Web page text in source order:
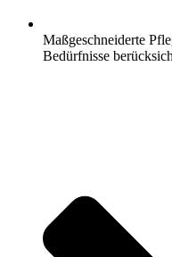
Maßgeschneiderte
Bedürfnisse